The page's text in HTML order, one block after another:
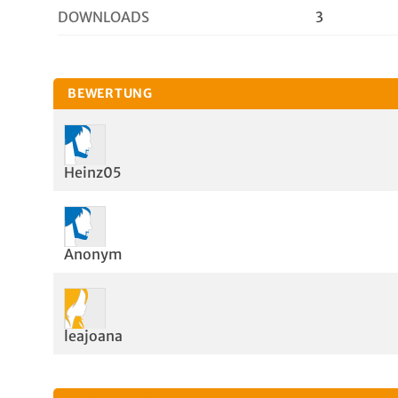
DOWNLOADS 3
BEWERTUNG
Heinz05
Anonym
leajoana